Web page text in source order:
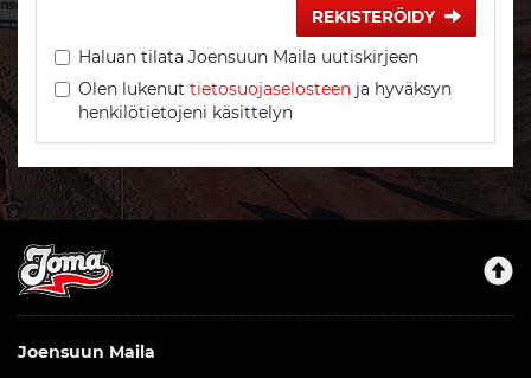
REKISTERÖIDY
Haluan tilata Joensuun Maila uutiskirjeen
Olen lukenut tietosuojaselosteen ja hyväksyn
henkilötietojeni käsittelyn
Joensuun Maila